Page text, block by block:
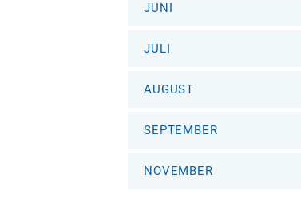
JUNI
JULI
AUGUST
SEPTEMBER
NOVEMBER